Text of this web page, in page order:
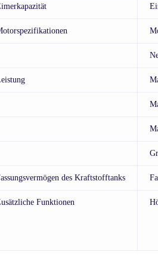
des Kraftstofftanks
Funktionen